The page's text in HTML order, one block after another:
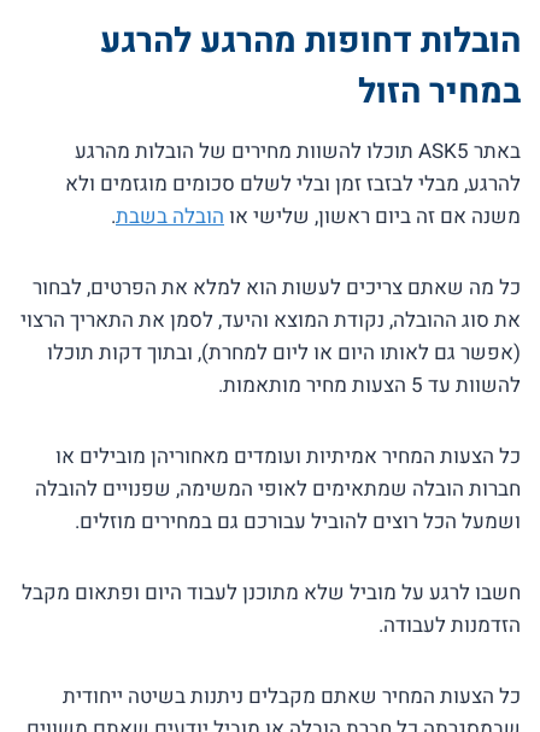
הובלות דחופות מהרגע להרגע
במחיר הזול
באתר ASK5 תוכלו להשוות מחירים של הובלות מהרגע
להרגע, מבלי לבזבז זמן ובלי לשלם סכומים מוגזמים ולא
משנה אם זה ביום ראשון, שלישי אוהובלה בשבת.
כל מה שאתם צריכים לעשות הוא למלא את הפרטים, לבחור
את סוג ההובלה, נקודת המוצא והיעד, לסמן את התאריך הרצוי
(אפשר גם לאותו היום או ליום למחרת), ובתוך דקות תוכלו
להשוות עד 5 הצעות מחיר מותאמות.
כל הצעות המחיר אמיתיות ועומדים מאחוריהן מובילים או
חברות הובלה שמתאימים לאופי המשימה, שפנויים להובלה
ושמעל הכל רוצים להוביל עבורכם גם במחירים מוזלים.
חשבו לרגע על מוביל שלא מתוכנן לעבוד היום ופתאום מקבל
הזדמנות לעבודה.
כל הצעות המחיר שאתם מקבלים ניתנות בשיטה ייחודית